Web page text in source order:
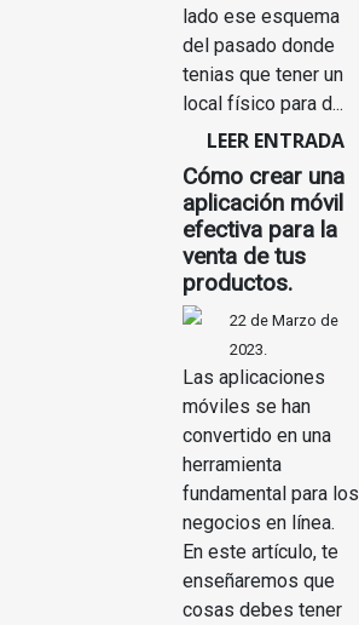
lado ese esquema
del pasado donde
tenias que tener un
local físico para d...
LEER ENTRADA
Cómo crear una
aplicación móvil
efectiva para la
venta de tus
productos.
22 de Marzo de
2023.
Las aplicaciones
móviles se han
convertido en una
herramienta
fundamental para los
negocios en línea.
En este artículo, te
enseñaremos que
cosas debes tener